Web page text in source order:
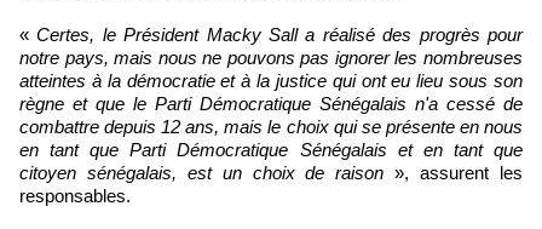
«Certes, le Président Macky Sall a réalisé des progrès pour
notre pays, mais nous ne pouvons pas ignorer les nombreuses
atteintes à la démocratie et à la justice qui ont eu lieu sous son
règne et que le Parti Démocratique Sénégalais n'a cessé de
combattre depuis 12 ans, mais le choix qui se présente en nous
en tant que Parti Démocratique Sénégalais et en tant que
citoyen sénégalais, est un choix de raison», assurent les
responsables.